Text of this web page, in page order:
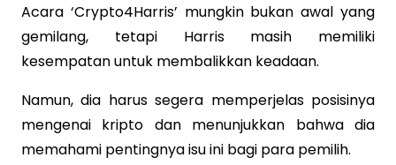
Acara ‘Crypto4Harris’ mungkin bukan awal yang
gemilang, tetapi Harris masih memiliki
kesempatan untuk membalikkan keadaan.
Namun, dia harus segera memperjelas posisinya
mengenai kripto dan menunjukkan bahwa dia
memahami pentingnya isu ini bagi para pemilih.